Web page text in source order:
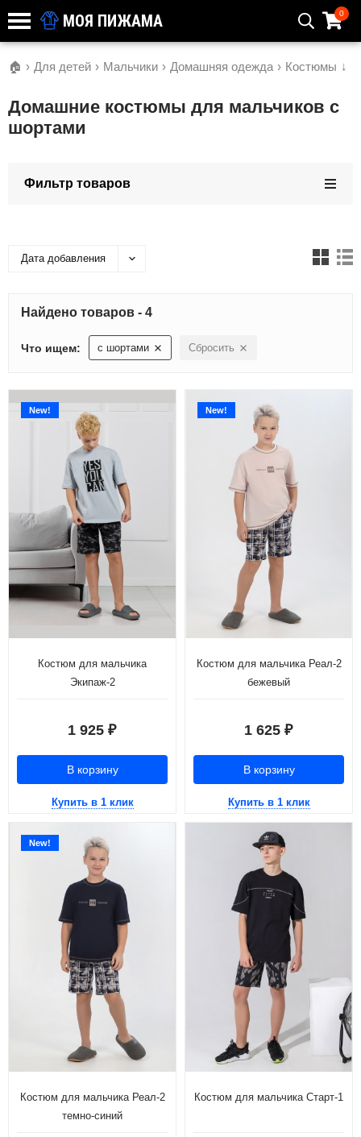
МОЯ ПИЖАМА 0
🏠 › Для детей › Мальчики › Домашняя одежда › Костюмы ↓
Домашние костюмы для мальчиков с
шортами
Фильтр товаров
Дата добавления
Найдено товаров - 4
Что ищем: с шортами Сбросить
New!
Костюм для мальчика
Экипаж-2
1 925 ₽
В корзину
Купить в 1 клик
New!
Костюм для мальчика Реал-2
бежевый
1 625 ₽
В корзину
Купить в 1 клик
New!
Костюм для мальчика Реал-2
темно-синий
Костюм для мальчика Старт-1